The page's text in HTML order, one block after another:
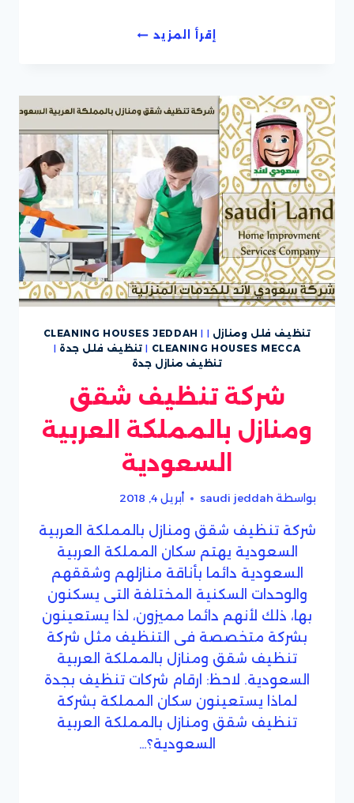
إقرأ المزيدارقام
بجدة
تنظيف فلل ومنازل |
CLEANING HOUSES JEDDAH |
CLEANING HOUSES MECCA
| تنظيف فلل جدة |
تنظيف منازل جدة
شركة تنظيف شقق
ومنازل بالمملكة العربية
السعودية
بواسطة saudi jeddah أبريل 4, 2018
شركة تنظيف شقق ومنازل بالمملكة العربية
السعودية يهتم سكان المملكة العربية
السعودية دائما بأناقة منازلهم وشققهم
والوحدات السكنية المختلفة التى يسكنون
بها، ذلك لأنهم دائما مميزون، لذا يستعينون
بشركة متخصصة فى التنظيف مثل شركة
تنظيف شقق ومنازل بالمملكة العربية
السعودية. لاحظ: ارقام شركات تنظيف بجدة
لماذا يستعينون سكان المملكة بشركة
تنظيف شقق ومنازل بالمملكة العربية
السعودية؟…